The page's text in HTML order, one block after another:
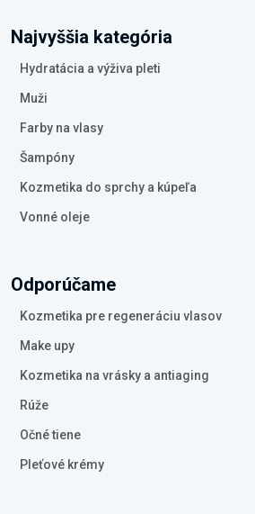
Najvyššia kategória
Hydratácia a výživa pleti
Muži
Farby na vlasy
Šampóny
Kozmetika do sprchy a kúpeľa
Vonné oleje
Odporúčame
Kozmetika pre regeneráciu vlasov
Make upy
Kozmetika na vrásky a antiaging
Rúže
Očné tiene
Pleťové krémy